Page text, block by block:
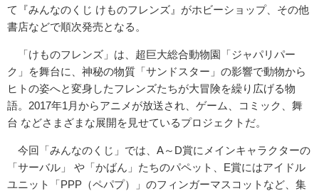
て『みんなのくじ けものフレンズ』がホビーショップ、その他
書店などで順次発売となる。
「けものフレンズ」は、超巨大総合動物園「ジャパリパー
ク」を舞台に、神秘の物質「サンドスター」の影響で動物から
ヒトの姿へと変身したフレンズたちが大冒険を繰り広げる物
語。2017年1月からアニメが放送され、ゲーム、コミック、舞
台 などさまざまな展開を見せているプロジェクトだ。
今回「みんなのくじ」では、A～D賞にメインキャラクターの
「サーバル」 や「かばん」たちのパペット、E賞にはアイドル
ユニット「PPP（ペパプ）」のフィンガーマスコットなど、集